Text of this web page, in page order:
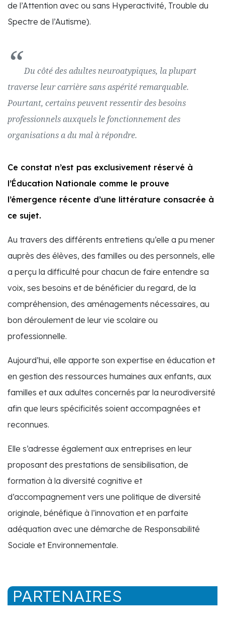
de l’Attention avec ou sans Hyperactivité, Trouble du
Spectre de l’Autisme).
Du côté des adultes neuroatypiques, la plupart
traverse leur carrière sans aspérité remarquable.
Pourtant, certains peuvent ressentir des besoins
professionnels auxquels le fonctionnement des
organisations a du mal à répondre.
Ce constat n’est pas exclusivement réservé à
l’Éducation Nationale comme le prouve
l’émergence récente d’une littérature consacrée à
ce sujet.
Au travers des différents entretiens qu’elle a pu mener
auprès des élèves, des familles ou des personnels, elle
a perçu la difficulté pour chacun de faire entendre sa
voix, ses besoins et de bénéficier du regard, de la
compréhension, des aménagements nécessaires, au
bon déroulement de leur vie scolaire ou
professionnelle.
Aujourd’hui, elle apporte son expertise en éducation et
en gestion des ressources humaines aux enfants, aux
familles et aux adultes concernés par la neurodiversité
afin que leurs spécificités soient accompagnées et
reconnues.
Elle s’adresse également aux entreprises en leur
proposant des prestations de sensibilisation, de
formation à la diversité cognitive et
d’accompagnement vers une politique de diversité
originale, bénéfique à l’innovation et en parfaite
adéquation avec une démarche de Responsabilité
Sociale et Environnementale.
PARTENAIRES